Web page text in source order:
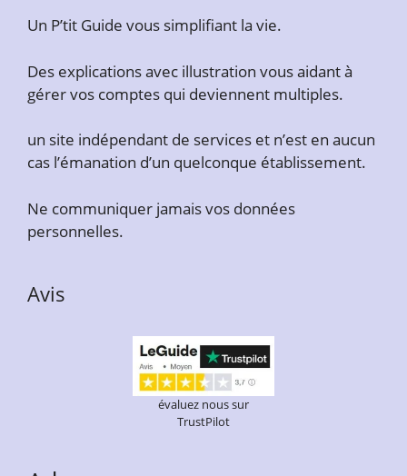
Un P’tit Guide vous simplifiant la vie.
Des explications avec illustration vous aidant à
gérer vos comptes qui deviennent multiples.
un site indépendant de services et n’est en aucun
cas l’émanation d’un quelconque établissement.
Ne communiquer jamais vos données
personnelles.
Avis
évaluez nous sur
TrustPilot